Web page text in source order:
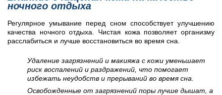
ночного отдыха
Регулярное умывание перед сном способствует улучшению
качества ночного отдыха. Чистая кожа позволяет организму
расслабиться и лучше восстановиться во время сна.
Удаление загрязнений и макияжа с кожи уменьшает
риск воспалений и раздражений, что помогает
избежать неудобств и прерываний во время сна.
Освобожденные от загрязнений поры лучше дышат, а